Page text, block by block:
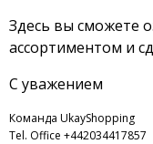
Здесь вы сможете
ассортиментом и
С уважением
Команда UkayShopping
Tel. Office +442034417857